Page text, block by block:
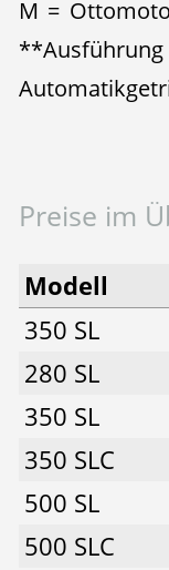
M =
Preise im
Modell
350 SL
280 SL
350 SL
350 SLC
500 SL
500 SLC